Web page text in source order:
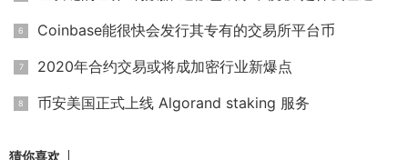
Coinbase能很快会发行其专有的交易所平台币
2020年合约交易或将成加密行业新爆点
币安美国正式上线 Algorand staking 服务
猜你喜欢